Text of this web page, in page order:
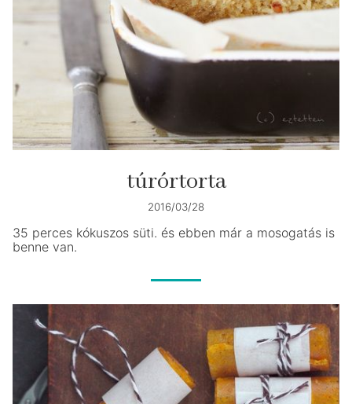
túrórtorta
2016/03/28
35 perces kókuszos süti. és ebben már a mosogatás is
benne van.